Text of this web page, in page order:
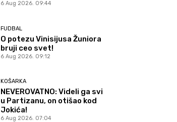
6 Aug 2026. 09:44
FUDBAL
O potezu Vinisijusa Žuniora
bruji ceo svet!
6 Aug 2026. 09:12
KOŠARKA
NEVEROVATNO: Videli ga svi
u Partizanu, on otišao kod
Jokića!
6 Aug 2026. 07:04